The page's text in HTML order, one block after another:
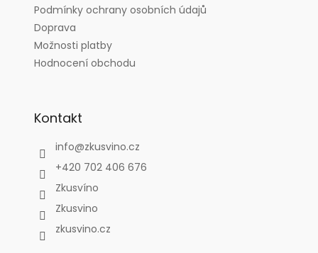
Podmínky ochrany osobních údajů
Doprava
Možnosti platby
Hodnocení obchodu
Kontakt
info@zkusvino.cz
+420 702 406 676
Zkusvíno
Zkusvino
zkusvino.cz